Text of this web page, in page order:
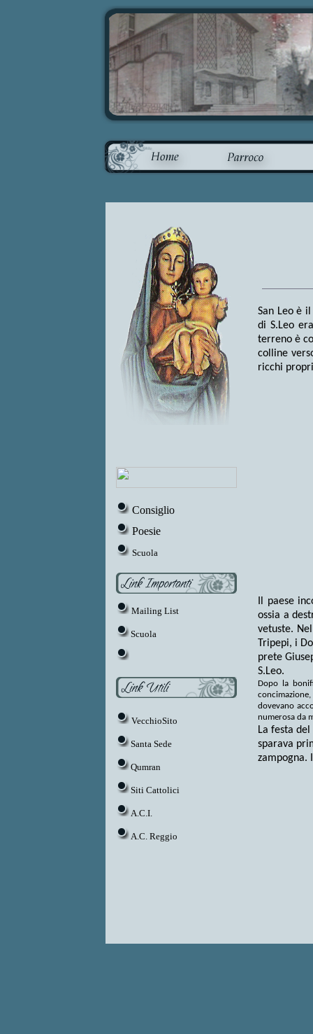
Consiglio
Poesie
Scuola
Mailing List
Scuola
VecchioSito
Santa Sede
Qumran
Siti Cattolici
A.C.I.
A.C. Reggio
San Leo è
di S.Leo
terreno è
colline
ricchi
Il paese
ossia a
vetuste.
Tripepi, i
prete
S.Leo.
Dopo la
dovevano
numerosa da
La festa
sparava
zampogna.